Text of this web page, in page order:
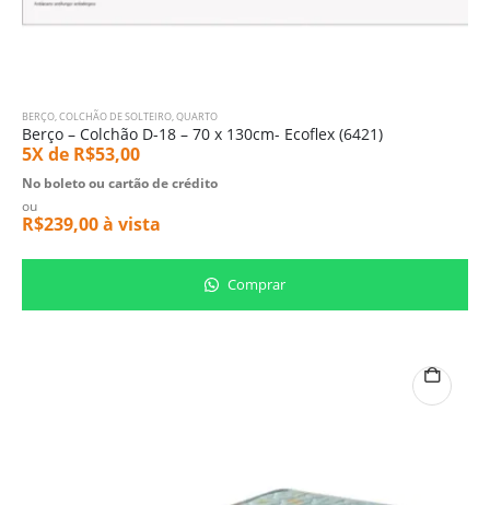
BERÇO,COLCHÃO DE SOLTEIRO,QUARTO
Berço – Colchão D-18 – 70 x 130cm- Ecoflex (6421)
5X de R$53,00
No boleto ou cartão de crédito
ou
R$239,00à vista
Comprar